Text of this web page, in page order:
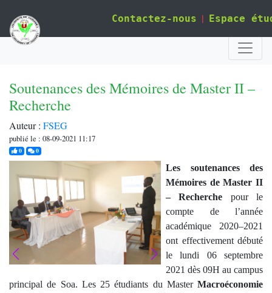
Contactez-nous | Espace
Soutenances des Mémoires de Master II –
Recherche
Auteur : FSEG
publié le : 08-09-2021 11:17
0j'aime0commentaires
Les soutenances des
Mémoires de Master II
– Recherche pour le
compte de l’année
académique 2020–2021
ont effectivement débuté
le lundi 06 septembre
2021 dès 09H au campus
principal de Soa. Les 25 étudiants du Master Macroéconomie